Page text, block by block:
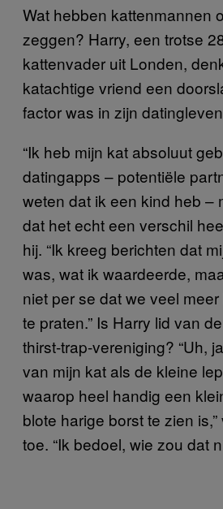
Wat hebben kattenmannen
zeggen? Harry, een trotse
kattenvader uit Londen,
katachtige vriend een
factor was in zijn
“Ik heb mijn kat absoluut
datingapps – potentiële
weten dat ik een kind heb –
dat het echt een verschil
hij. “Ik kreeg berichten dat
was, wat ik waardeerde,
niet per se dat we veel
te praten.” Is Harry lid van
thirst-trap-vereniging? “Uh,
van mijn kat als de kleine
waarop heel handig een
blote harige borst te zien
toe. “Ik bedoel, wie zou dat